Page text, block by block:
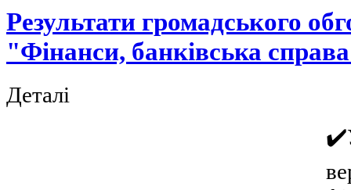
Результати громадського
"Фінанси, банківська
Деталі